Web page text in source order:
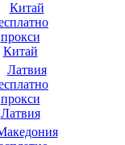
Китай
Латвия